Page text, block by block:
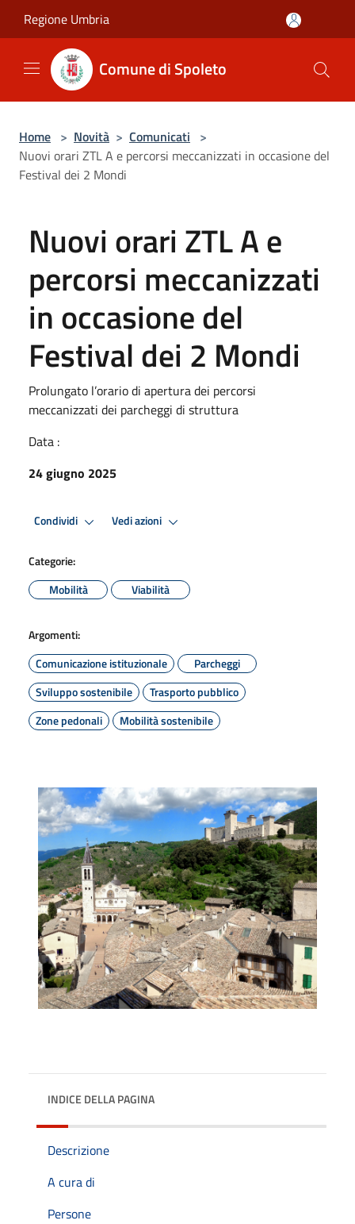
Regione Umbria
Comune di Spoleto
Home > Novità > Comunicati >
Nuovi orari ZTL A e percorsi meccanizzati in occasione del
Festival dei 2 Mondi
Nuovi orari ZTL A e
percorsi meccanizzati
in occasione del
Festival dei 2 Mondi
Prolungato l’orario di apertura dei percorsi
meccanizzati dei parcheggi di struttura
Data :
24 giugno 2025
Condividi Vedi azioni
Categorie:
Mobilità
Viabilità
Argomenti:
Comunicazione istituzionale
Parcheggi
Sviluppo sostenibile
Trasporto pubblico
Zone pedonali
Mobilità sostenibile
INDICE DELLA PAGINA
Descrizione
A cura di
Persone